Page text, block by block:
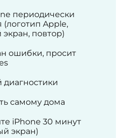
периодически
(логотип Apple,
экран, повтор)
ошибки, просит
самому дома
iPhone 30 минут
экран)